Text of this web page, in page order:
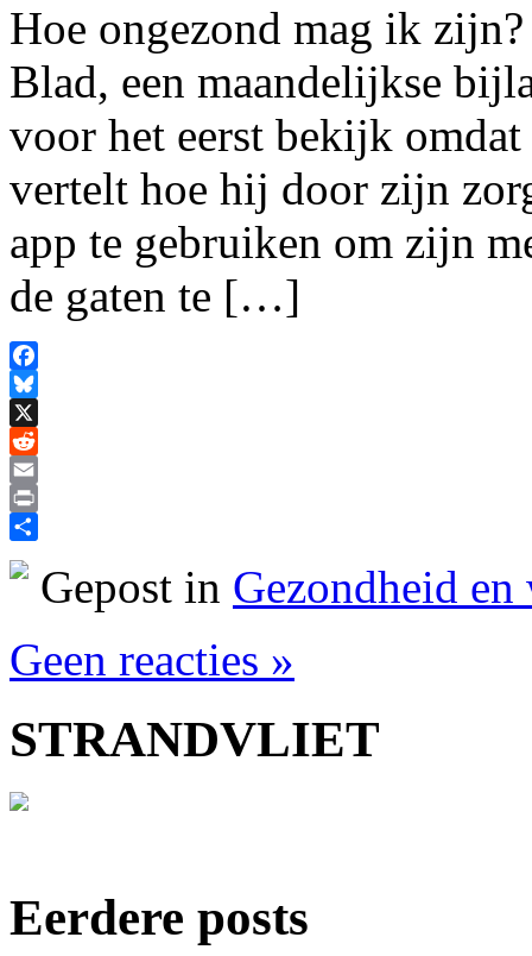
Hoe ongezond mag ik
Blad, een maandelijkse
voor het eerst bekijk
vertelt hoe hij door zijn
app te gebruiken om zijn
de gaten te […]
Facebook
Bluesky
X
Reddit
Email
Print
Gepost in Gezondheid
Geen reacties »
STRANDVLIET
Eerdere posts